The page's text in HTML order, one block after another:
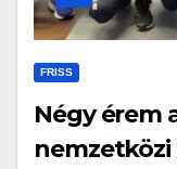
FRISS
Négy érem